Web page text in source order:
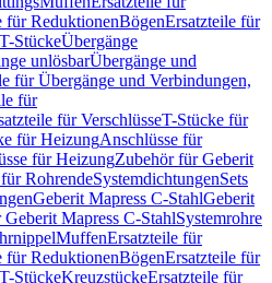
für ReduktionenBögenErsatzteile für
StückeÜbergänge
unlösbarÜbergänge und
für Übergänge und Verbindungen,
für
für VerschlüsseT-Stücke für
für HeizungAnschlüsse für
für HeizungZubehör für Geberit
RohrendeSystemdichtungenSets
Geberit Mapress C-StahlGeberit
Mapress C-StahlSystemrohre
MuffenErsatzteile für
für ReduktionenBögenErsatzteile für
StückeKreuzstückeErsatzteile für